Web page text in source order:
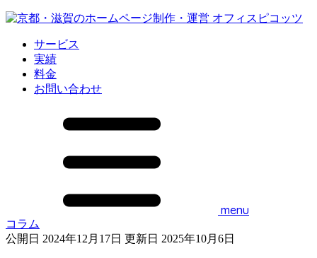
サービス
実績
料金
お問い合わせ
menu
コラム
公開日 2024年12月17日 更新日 2025年10月6日